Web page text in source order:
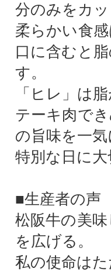
分のみをカ
柔らかい食
口に含むと
す。
「ヒレ」は
テーキ肉で
の旨味を一気
特別な日に
■生産者の声
松阪牛の美
を広げる。
私の使命は